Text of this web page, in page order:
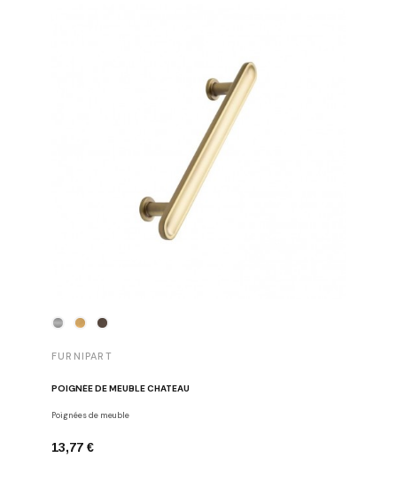
FURNIPART
POIGNÉE DE MEUBLE CHATEAU
Poignées de meuble
13,77 €